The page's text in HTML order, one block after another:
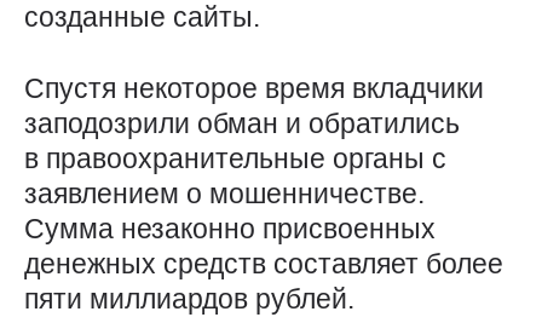
созданные сайты.
Спустя некоторое время вкладчики
заподозрили обман и обратились
в правоохранительные органы с
заявлением о мошенничестве.
Сумма незаконно присвоенных
денежных средств составляет более
пяти миллиардов рублей.